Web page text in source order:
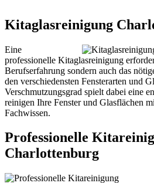
Kitaglasreinigung
Eine
professionelle Kitaglasreinigung
Berufserfahrung sondern auch das
den verschiedensten Fensterarten und
Verschmutzungsgrad spielt dabei eine
reinigen Ihre Fenster und Glasflächen
Fachwissen.
Professionelle
Charlottenburg